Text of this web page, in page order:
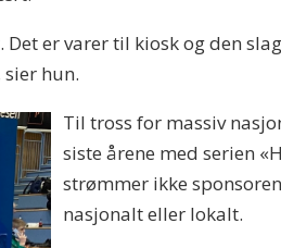
er varer til kiosk og den
hun.
Til tross for massiv
siste årene med serien
strømmer ikke
nasjonalt eller lokalt.